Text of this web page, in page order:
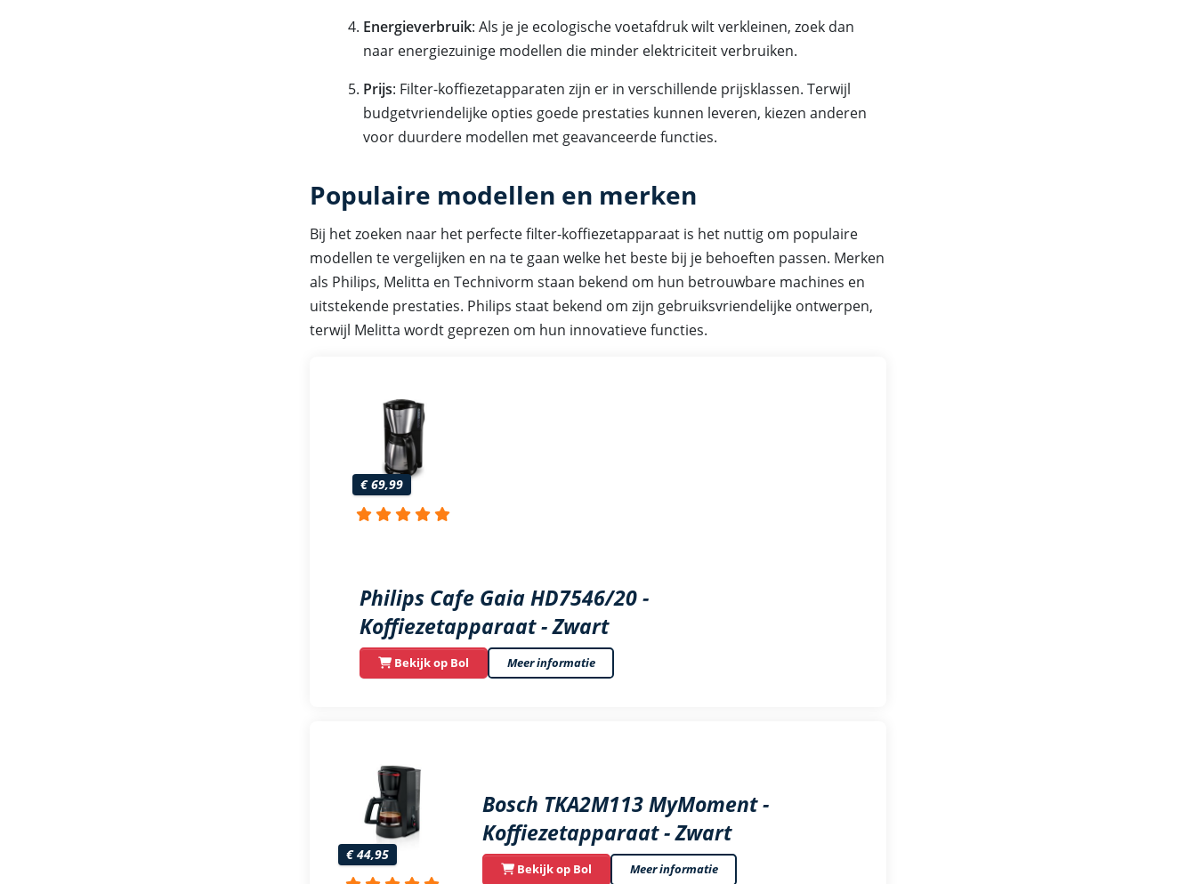
Energieverbruik: Als je je ecologische voetafdruk wilt verkleinen, zoek dan
naar energiezuinige modellen die minder elektriciteit verbruiken.
Prijs: Filter-koffiezetapparaten zijn er in verschillende prijsklassen. Terwijl
budgetvriendelijke opties goede prestaties kunnen leveren, kiezen anderen
voor duurdere modellen met geavanceerde functies.
Populaire modellen en merken
Bij het zoeken naar het perfecte filter-koffiezetapparaat is het nuttig om populaire
modellen te vergelijken en na te gaan welke het beste bij je behoeften passen. Merken
als Philips, Melitta en Technivorm staan bekend om hun betrouwbare machines en
uitstekende prestaties. Philips staat bekend om zijn gebruiksvriendelijke ontwerpen,
terwijl Melitta wordt geprezen om hun innovatieve functies.
€ 69,99
Philips Cafe Gaia HD7546/20 -
Koffiezetapparaat - Zwart
Bekijk op Bol Meer informatie
€ 44,95
Bosch TKA2M113 MyMoment -
Koffiezetapparaat - Zwart
Bekijk op Bol Meer informatie